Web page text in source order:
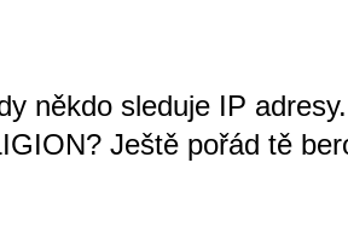
někdo sleduje IP
Ještě pořád tě